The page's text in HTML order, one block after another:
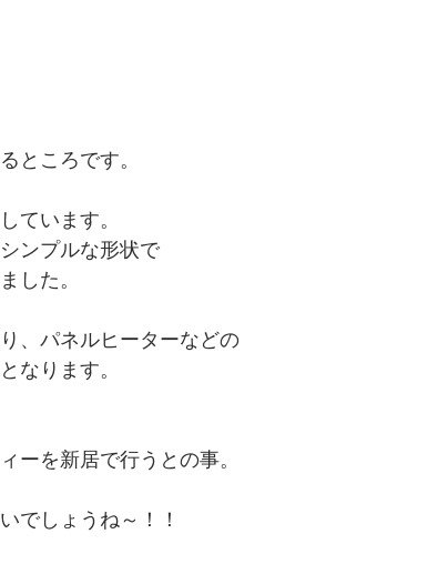
ところです。
ています。
ンプルな形状で
した。
、パネルヒーターなどの
なります。
ーを新居で行うとの事。
でしょうね～！！